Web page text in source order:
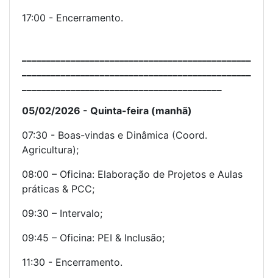
17:00 - Encerramento.
05/02/2026 - Quinta-feira (manhã)
07:30 - Boas-vindas e Dinâmica (Coord.
Agricultura);
08:00 – Oficina: Elaboração de Projetos e Aulas
práticas & PCC;
09:30 – Intervalo;
09:45 – Oficina: PEI & Inclusão;
11:30 - Encerramento.